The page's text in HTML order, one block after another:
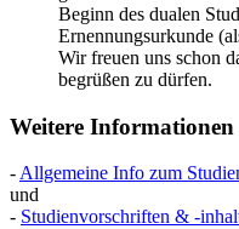
Beginn des dualen
Ernennungsurkunde
Wir freuen uns schon
begrüßen zu dürfen.
Weitere Informationen
- Allgemeine Info zum
und
- Studienvorschriften & -